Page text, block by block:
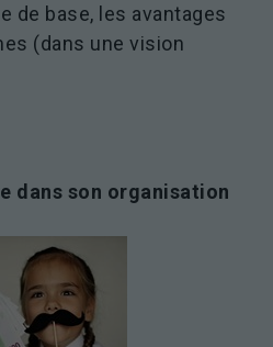
de base, les avantages
(dans une vision
dans son organisation